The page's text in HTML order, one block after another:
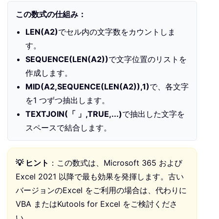
この数式の仕組み：
LEN(A2)でセル内の文字数をカウントしま
す。
SEQUENCE(LEN(A2))で文字位置のリストを
作成します。
MID(A2,SEQUENCE(LEN(A2)),1)で、各文字
を1 つずつ抽出します。
TEXTJOIN(「 」,TRUE,...)で抽出した文字を
スペースで結合します。
💡 ヒント ：この数式は、Microsoft 365 および
Excel 2021 以降で最も効果を発揮します。古い
バージョンのExcel をご利用の場合は、代わりに
VBA またはKutools for Excel をご検討くださ